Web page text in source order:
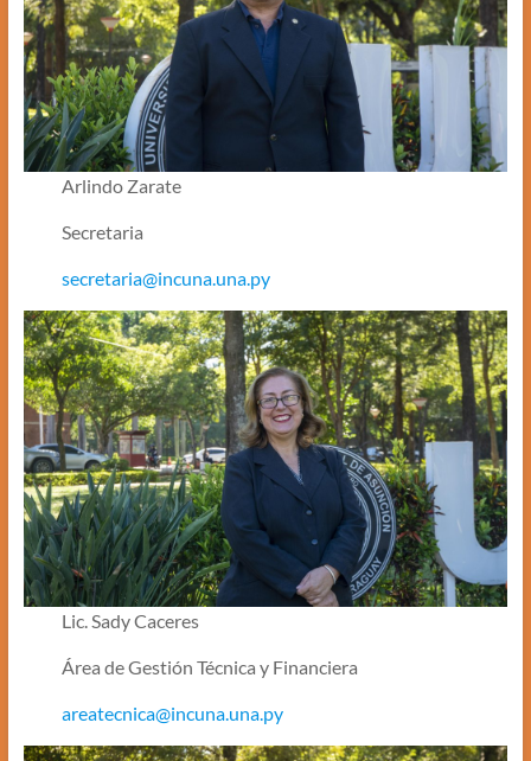
Arlindo Zarate
Secretaria
secretaria@incuna.una.py
Lic. Sady Caceres
Área de Gestión Técnica y Financiera
areatecnica@incuna.una.py